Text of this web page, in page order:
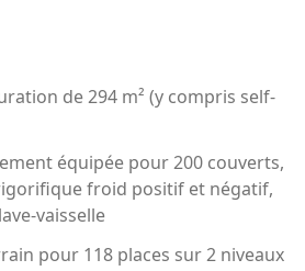
de 294 m² (y compris self-
équipée pour 200 couverts,
froid positif et négatif,
vaisselle
pour 118 places sur 2 niveaux